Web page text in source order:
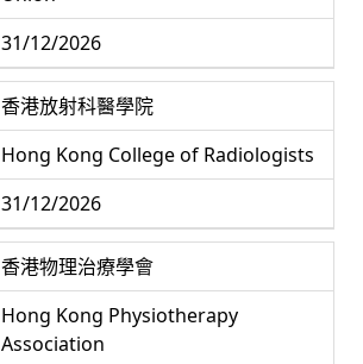
31/12/2026
香港放射科醫學院
Hong Kong College of Radiologists
31/12/2026
香港物理治療學會
Hong Kong Physiotherapy
Association